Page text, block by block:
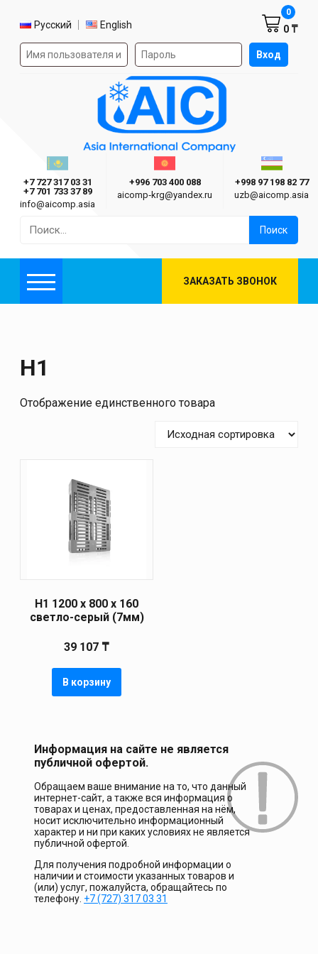
Выбор языка
Русский English
Форма авторизации на сайте Вход
0 ₸
0
Asia International Company
Казахстан г. Алматы
+7 727 317 03 31
+7 701 733 37 89
info@aicomp.asia
Киргизия г. Бишкек
+996 703 400 088
aicomp‑krg@yandex.ru
+998 97 198 82 77
uzb@aicomp.asia
Меню ЗАКАЗАТЬ ЗВОНОК
H1
Отображение единственного товара
H1 1200 х 800 х 160
светло-серый (7мм)
39 107 ₸
В корзину
Информация на сайте не является
публичной офертой.
Обращаем ваше внимание на то, что данный
интернет-сайт, а также вся информация о
товарах и ценах, предоставленная на нём,
носит исключительно информационный
характер и ни при каких условиях не является
публичной офертой.
Для получения подробной информации о
наличии и стоимости указанных товаров и
(или) услуг, пожалуйста, обращайтесь по
телефону. +7 (727) 317 03 31